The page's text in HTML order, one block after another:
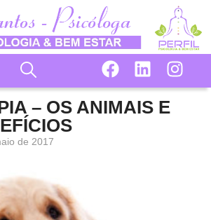
– OS ANIMAIS E
de 2017